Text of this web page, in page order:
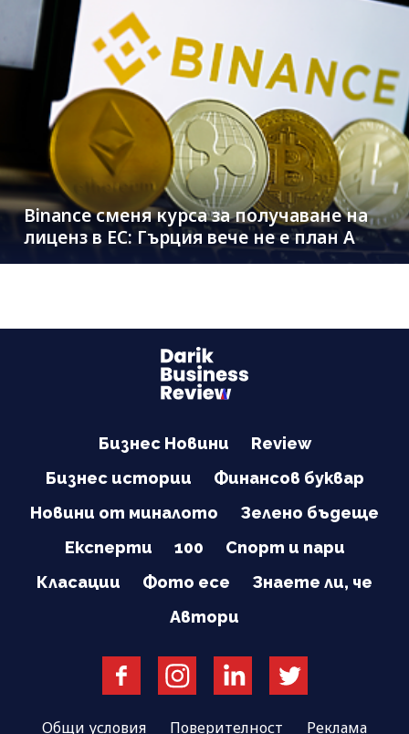
Binance сменя курса за получаване на
лиценз в ЕС: Гърция вече не е план A
Бизнес Новини
Review
Бизнес истории
Финансов буквар
Новини от миналото
Зелено бъдеще
Експерти
100
Спорт и пари
Класации
Фото есе
Знаете ли, че
Автори
Общи условия Поверителност Реклама